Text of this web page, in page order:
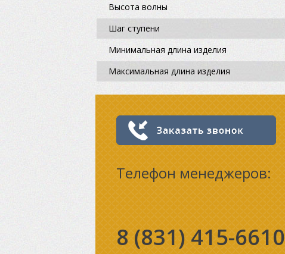
Высота волны
Шаг ступени
Минимальная длина изделия
Максимальная длина изделия
Телефон менеджеров:
8 (831) 415-6610